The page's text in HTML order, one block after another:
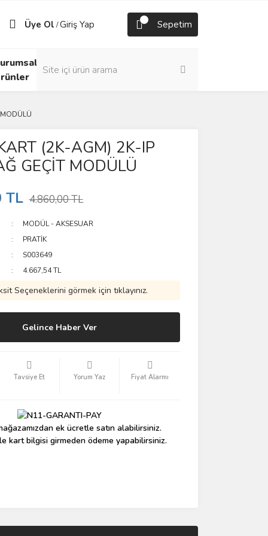
Üye Ol /Giriş Yap Sepetim
(2K-AGM) 2K-IP
GEÇİT MODÜLÜ
TL 4.860,00 TL
MODÜL - AKSESUAR
PRATİK
S003649
4.667,54 TL
Seçeneklerini görmek için tıklayınız.
Gelince Haber Ver
Tavsiye Et Yorum Yaz Fiyat Alarmı
ek ücretle satın alabilirsiniz.
kart bilgisi girmeden ödeme yapabilirsiniz.